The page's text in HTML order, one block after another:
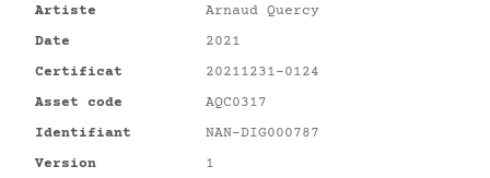
Artiste
Arnaud Quercy
Date
2021
Certificat
20211231-0124
Asset code
AQC0317
Identifiant
NAN-DIG000787
Version
1